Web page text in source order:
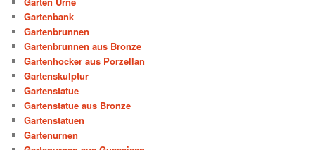
Gartenbank
Gartenbrunnen
Gartenbrunnen aus Bronze
Gartenhocker aus Porzellan
Gartenskulptur
Gartenstatue
Gartenstatue aus Bronze
Gartenstatuen
Gartenurnen